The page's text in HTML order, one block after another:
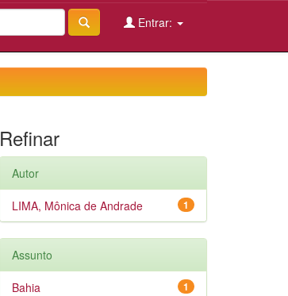
Entrar:
Refinar
Autor
1
LIMA, Mônica de Andrade
Assunto
1
Bahia